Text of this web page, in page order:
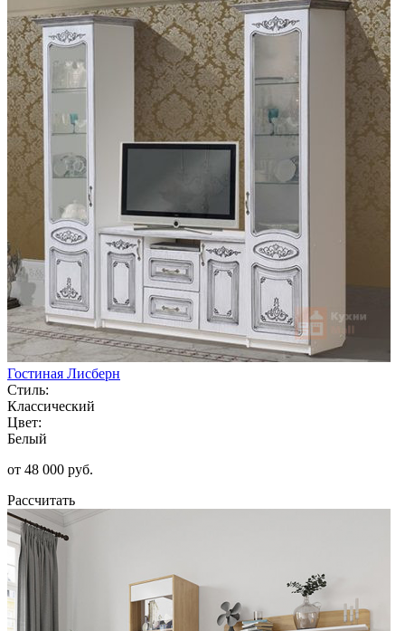
Гостиная Лисберн
Стиль:
Классический
Цвет:
Белый
от 48 000 руб.
Рассчитать